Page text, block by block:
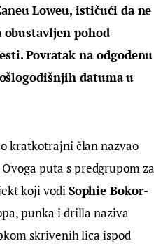
Loweu, ističući da ne
obustavljen pohod
Povratak na odgođenu
datuma u
kratkotrajni član nazvao
puta s predgrupom za
koji vodi Sophie Bokor-
punka i drilla naziva
skrivenih lica ispod